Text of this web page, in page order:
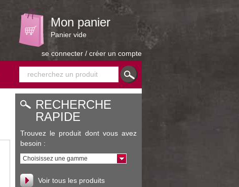
Mon panier
Panier vide
se connecter / créer un compte
CONTACT
RECHERCHE
RAPIDE
Trouvez le produit dont vous avez
besoin :
Choisissez une gamme
Voir tous les produits